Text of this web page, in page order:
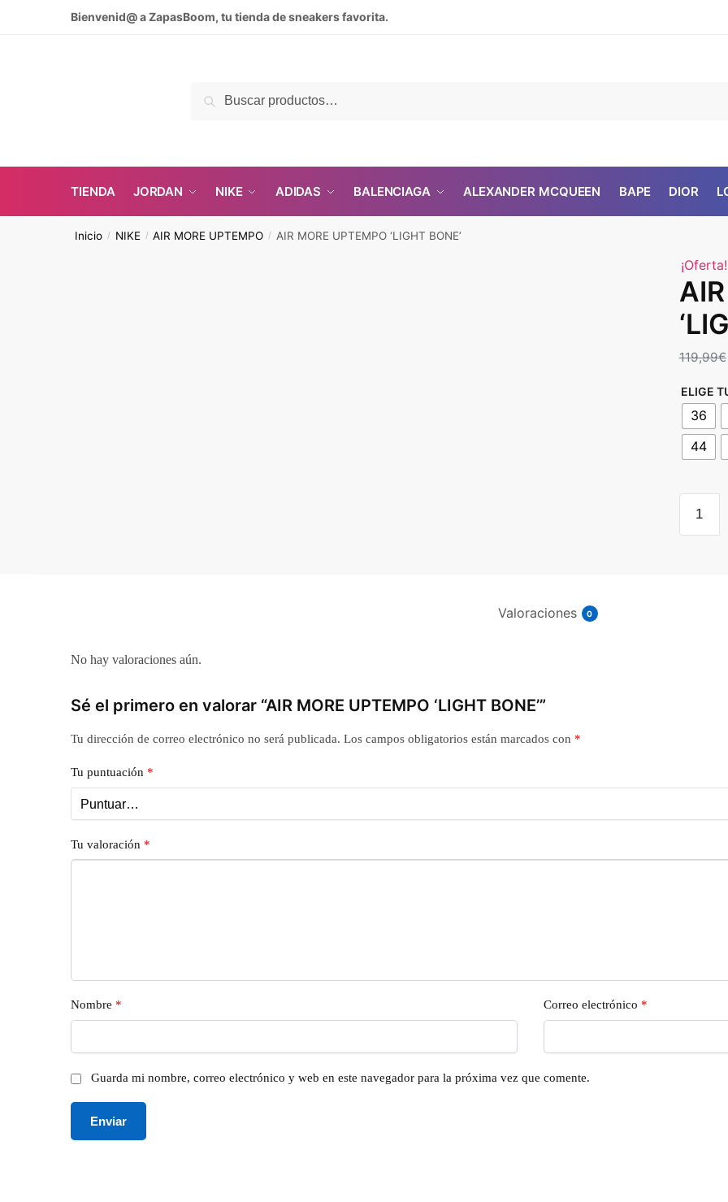
Bienvenid@ a ZapasBoom, tu tienda de sneakers favorita.
Buscar
por:
Buscar
TIENDA JORDAN NIKE ADIDAS BALENCIAGA ALEXANDER MCQUEEN BAPE DIOR
Inicio / NIKE / AIR MORE UPTEMPO / AIR MORE UPTEMPO ‘LIGHT BONE’
¡Oferta!
119,99€
ELIGE
36
44
MORE
Valoraciones 0
No hay valoraciones aún.
Sé el primero en valorar “AIR MORE UPTEMPO ‘LIGHT BONE’”
Tu dirección de correo electrónico no será publicada. Los campos obligatorios están marcados con *
Tu puntuación *
Tu valoración *
Nombre * Correo electrónico *
Guarda mi nombre, correo electrónico y web en este navegador para la próxima vez que comente.